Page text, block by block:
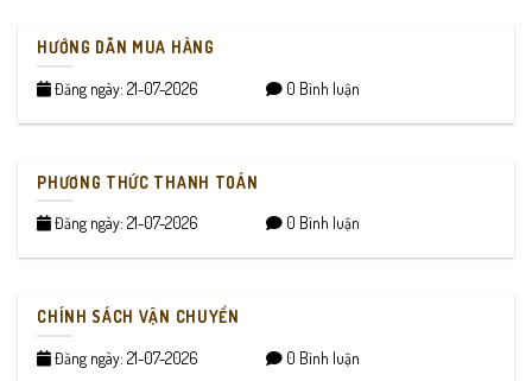
HƯỚNG DẪN MUA HÀNG
Đăng ngày: 21-07-2026 0 Bình luận
PHƯƠNG THỨC THANH TOÁN
Đăng ngày: 21-07-2026 0 Bình luận
CHÍNH SÁCH VẬN CHUYỂN
Đăng ngày: 21-07-2026 0 Bình luận